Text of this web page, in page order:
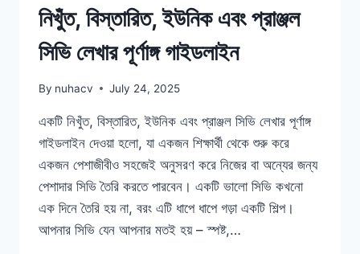
নিখুঁত, বিস্তারিত, ইউনিক এবং প্রাঞ্জল
সিভি লেখার পূর্ণাঙ্গ গাইডলাইন
By nuhacv July 24, 2025
একটি নিখুঁত, বিস্তারিত, ইউনিক এবং প্রাঞ্জল সিভি লেখার পূর্ণাঙ্গ
গাইডলাইন দেওয়া হলো, যা একজন শিক্ষার্থী থেকে শুরু করে
একজন পেশাজীবীও সহজেই অনুসরণ করে নিজের বা অন্যের জন্য
পেশাদার সিভি তৈরি করতে পারবেন। একটি ভালো সিভি কখনো
এক দিনে তৈরি হয় না, বরং এটি ধাপে ধাপে গড়া একটি শিল্প।
আপনার সিভি যেন আপনার মতই হয় – স্পষ্ট,…